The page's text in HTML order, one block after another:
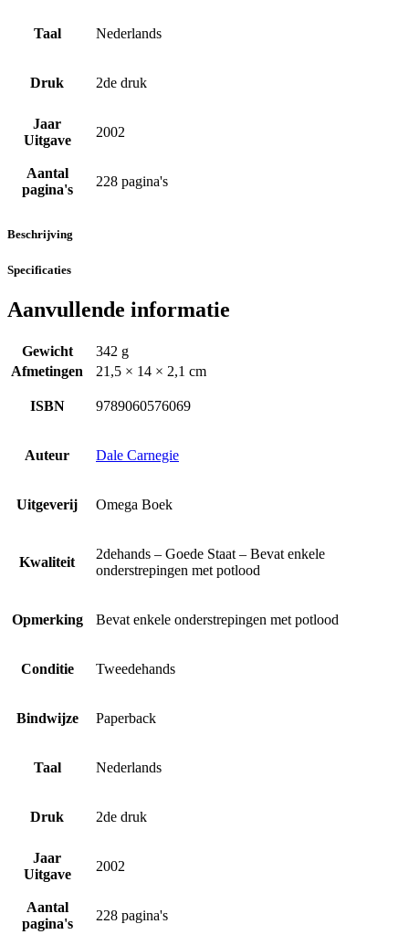
Taal Nederlands
Druk 2de druk
Jaar
Uitgave
2002
Aantal
pagina's
228 pagina's
Beschrijving
Specificaties
Aanvullende informatie
Gewicht
342 g
Afmetingen
21,5 × 14 × 2,1 cm
ISBN 9789060576069
Auteur Dale Carnegie
Uitgeverij Omega Boek
Kwaliteit
2dehands – Goede Staat – Bevat enkele
onderstrepingen met potlood
Opmerking Bevat enkele onderstrepingen met potlood
Conditie Tweedehands
Bindwijze Paperback
Taal Nederlands
Druk 2de druk
Jaar
Uitgave
2002
Aantal
pagina's
228 pagina's